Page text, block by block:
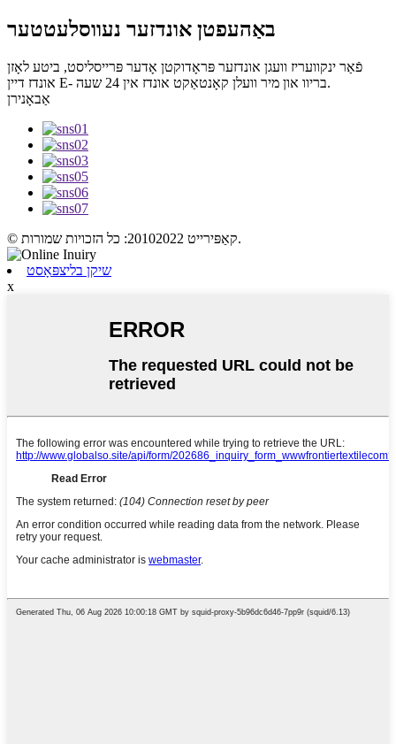
באַהעפטן אונדזער נעווסלעטטער
פֿאַר ינקוועריז וועגן אונדזער פּראָדוקטן אָדער פּרייסליסט, ביטע לאָזן
אונדז דיין E- בריוו און מיר וועלן קאָנטאַקט אונדז אין 24 שעה.
אַבאָנירן
© קאַפּירייט 20102022: כל הזכויות שמורות.
שיקן בליצפּאָסט
x